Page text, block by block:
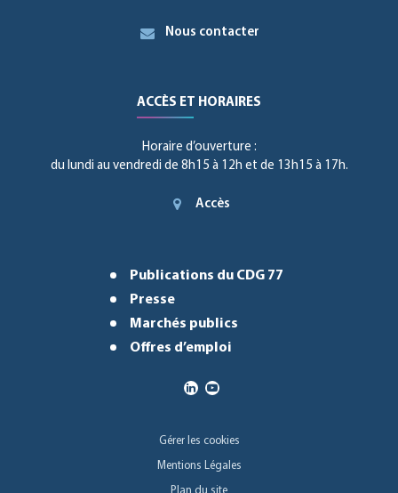
Nous contacter
ACCÈS ET HORAIRES
Horaire d’ouverture :
du lundi au vendredi de 8h15 à 12h et de 13h15 à 17h.
Accès
Publications du CDG 77
Presse
Marchés publics
Offres d’emploi
Gérer les cookies
Mentions Légales